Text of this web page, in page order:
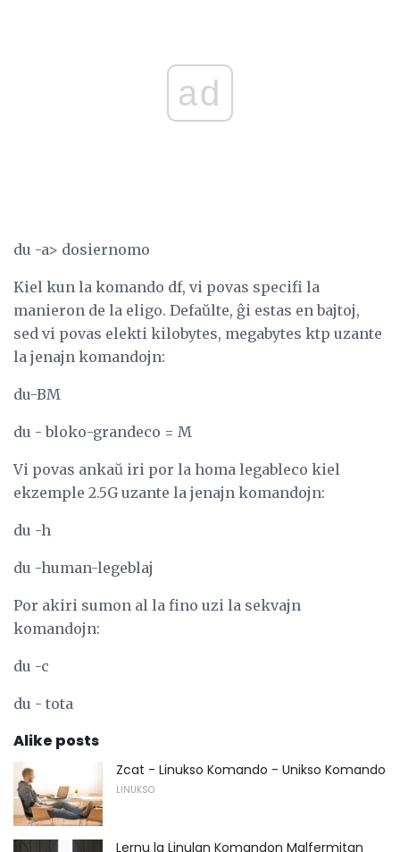
ad
du -a> dosiernomo
Kiel kun la komando df, vi povas specifi la
manieron de la eligo. Defaŭlte, ĝi estas en bajtoj,
sed vi povas elekti kilobytes, megabytes ktp uzante
la jenajn komandojn:
du-BM
du - bloko-grandeco = M
Vi povas ankaŭ iri por la homa legableco kiel
ekzemple 2.5G uzante la jenajn komandojn:
du -h
du -human-legeblaj
Por akiri sumon al la fino uzi la sekvajn
komandojn:
du -c
du - tota
Alike posts
Zcat - Linukso Komando - Unikso Komando
LINUKSO
Lernu la Linulan Komandon Malfermitan